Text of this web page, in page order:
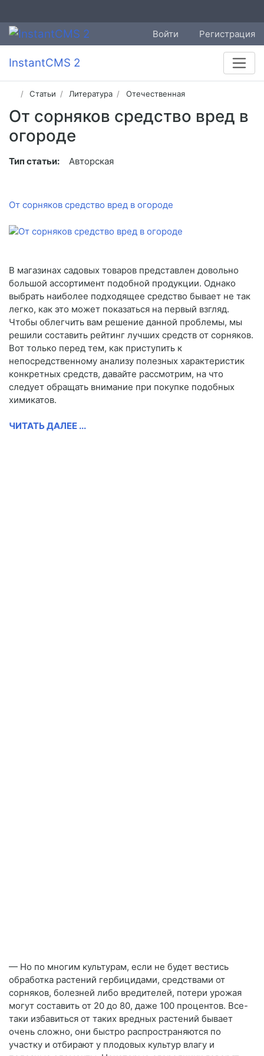
Войти Регистрация
InstantCMS 2
Статьи Литература Отечественная
От сорняков средство вред в
огороде
Тип статьи: Авторская
От сорняков средство вред в огороде
В магазинах садовых товаров представлен довольно
большой ассортимент подобной продукции. Однако
выбрать наиболее подходящее средство бывает не так
легко, как это может показаться на первый взгляд.
Чтобы облегчить вам решение данной проблемы, мы
решили составить рейтинг лучших средств от сорняков.
Вот только перед тем, как приступить к
непосредственному анализу полезных характеристик
конкретных средств, давайте рассмотрим, на что
следует обращать внимание при покупке подобных
химикатов.
ЧИТАТЬ ДАЛЕЕ ...
— Но по многим культурам, если не будет вестись
обработка растений гербицидами, средствами от
сорняков, болезней либо вредителей, потери урожая
могут составить от 20 до 80, даже 100 процентов. Все-
таки избавиться от таких вредных растений бывает
очень сложно, они быстро распространяются по
участку и отбирают у плодовых культур влагу и